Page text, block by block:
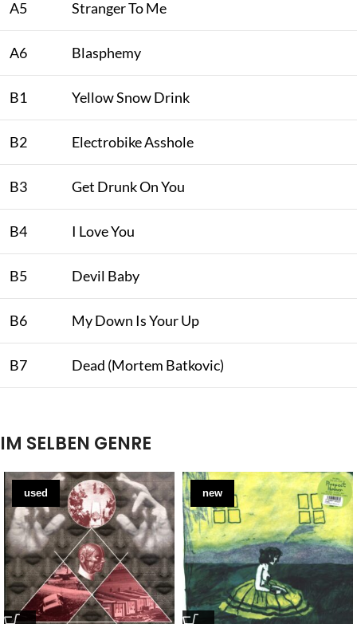
A5 Stranger To Me
A6 Blasphemy
B1 Yellow Snow Drink
B2 Electrobike Asshole
B3 Get Drunk On You
B4 I Love You
B5 Devil Baby
B6 My Down Is Your Up
B7 Dead (Mortem Batkovic)
IM SELBEN GENRE
used new